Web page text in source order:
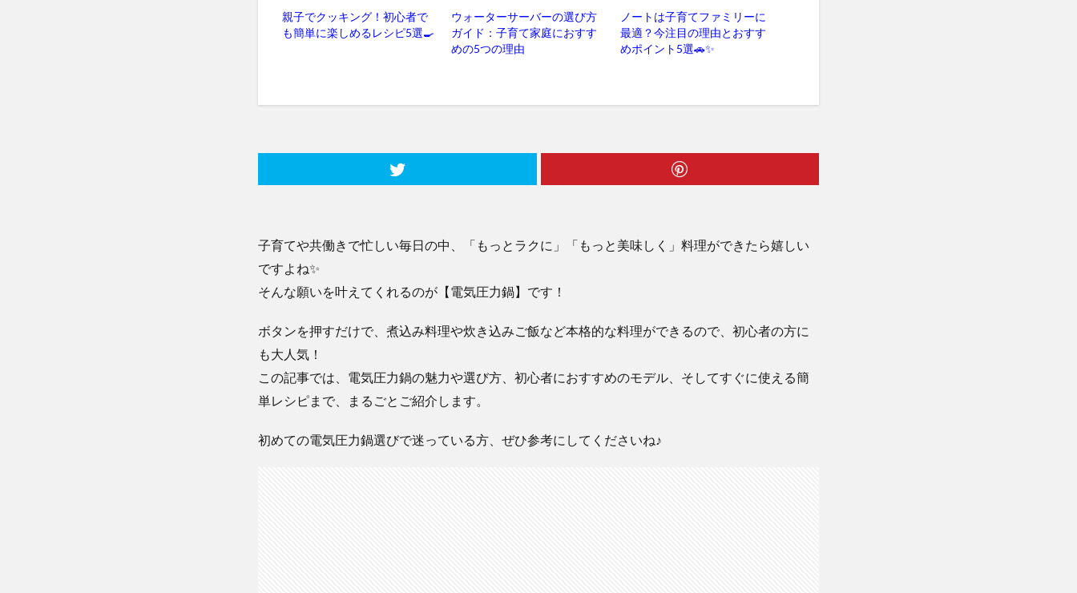
親子でクッキング！初心者で
も簡単に楽しめるレシピ5選🍳
ウォーターサーバーの選び方
ガイド：子育て家庭におすす
めの5つの理由
ノートは子育てファミリーに
最適？今注目の理由とおすす
めポイント5選🚗✨
子育てや共働きで忙しい毎日の中、「もっとラクに」「もっと美味しく」料理ができたら嬉しい
ですよね✨
そんな願いを叶えてくれるのが【電気圧力鍋】です！
ボタンを押すだけで、煮込み料理や炊き込みご飯など本格的な料理ができるので、初心者の方に
も大人気！
この記事では、電気圧力鍋の魅力や選び方、初心者におすすめのモデル、そしてすぐに使える簡
単レシピまで、まるごとご紹介します。
初めての電気圧力鍋選びで迷っている方、ぜひ参考にしてくださいね♪